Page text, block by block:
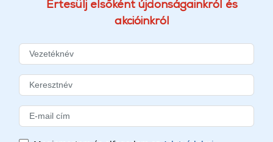
Értesülj elsőként újdonságainkról és
akcióinkról